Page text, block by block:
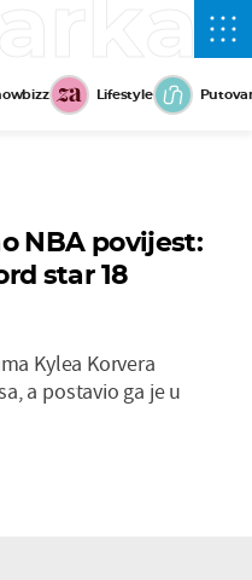
Lifestyle
NBA povijest:
star 18
Kylea Korvera
a postavio ga je u